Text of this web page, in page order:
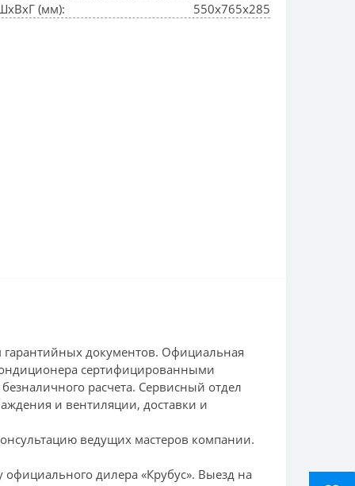
(мм):
550x765x285
гарантийных документов. Официальная
сертифицированными
расчета. Сервисный отдел
и вентиляции, доставки и
ведущих мастеров компании.
дилера «Крубус». Выезд на